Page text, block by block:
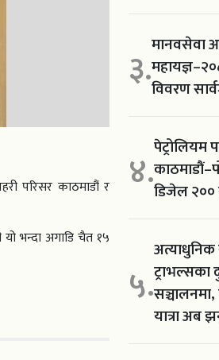
परिसर काठमाडौं र
भन्दा अगाडि चैत १५
३.मानवसेवा
विवरण
४.पेट्रोलियम
डिजेल २००
५.ट्राभल्सका
यात्रा अब